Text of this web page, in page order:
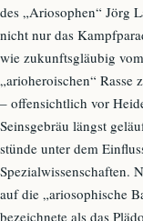
des „Ariosophen“ Jörg
nicht nur das
wie zukunftsgläubig
„arioheroischen“ Rasse
– offensichtlich vor
Seinsgebräu längst
stünde unter dem
Spezialwissenschaften.
auf die „ariosophische
bezeichnete als das